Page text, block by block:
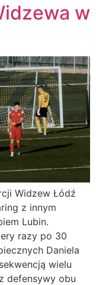
w
Widzew Łódź
z innym
Lubin.
razy po 30
Daniela
wielu
defensywy obu